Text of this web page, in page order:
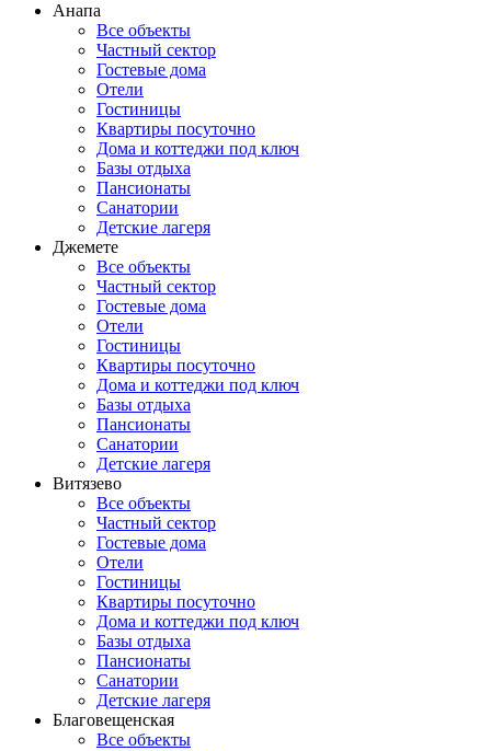
Анапа
Все объекты
Частный сектор
Гостевые дома
Отели
Гостиницы
Квартиры посуточно
Дома и коттеджи под ключ
Базы отдыха
Пансионаты
Санатории
Детские лагеря
Джемете
Все объекты
Частный сектор
Гостевые дома
Отели
Гостиницы
Квартиры посуточно
Дома и коттеджи под ключ
Базы отдыха
Пансионаты
Санатории
Детские лагеря
Витязево
Все объекты
Частный сектор
Гостевые дома
Отели
Гостиницы
Квартиры посуточно
Дома и коттеджи под ключ
Базы отдыха
Пансионаты
Санатории
Детские лагеря
Благовещенская
Все объекты